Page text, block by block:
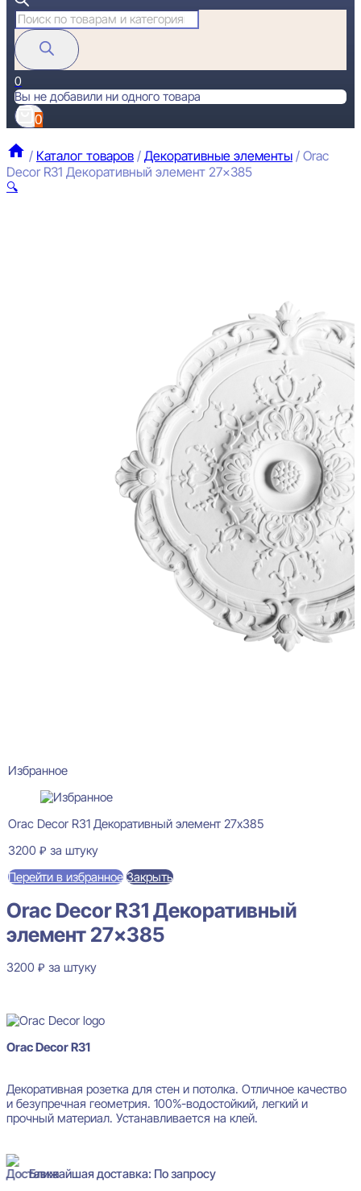
Поиск
товаров
0
Вы не добавили ни одного товара
0
/ Каталог товаров / Декоративные элементы / Orac
Decor R31 Декоративный элемент 27×385
🔍
Избранное
Orac Decor R31 Декоративный элемент 27x385
3200 ₽ за штуку
Перейти в избранное Закрыть
Orac Decor R31 Декоративный
элемент 27×385
3200 ₽ за штуку
Orac Decor R31
Декоративная розетка для стен и потолка. Отличное качество
и безупречная геометрия. 100%-водостойкий, легкий и
прочный материал. Устанавливается на клей.
Ближайшая доставка: По запросу